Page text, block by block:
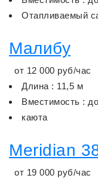
Отапливаемый
Малибу
от 12 000 руб/час
Длина : 11,5 м
Вместимость :
каюта
Meridian
от 19 000 руб/час